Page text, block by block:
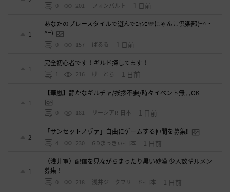
0 201 フォンバルト 1 日前
1
あなたのプレースタイルで遊んでﾆｬﾝｺ💛にゃんこ倶楽部(=^・
^=)
0 157 ぱるる 1 日前
1
完全初心者です！ギルド探してます！
1 216 けーとら 1 日前
1
【華嵐】静かなギルチャ/挨拶不要/時々イベント無言OK
0 181 リーシアR-日本 1 日前
2
「サンセットノヴァ」自由にゲームする仲間を募集‼️
4 230 GDまっきぃ-日本 1 日前
1
〈浅井軍〉配信を見ながらまったり黒い砂漠 少人数ギルメン
募集！
0 218 浅井ジークフリード-日本 1 日前